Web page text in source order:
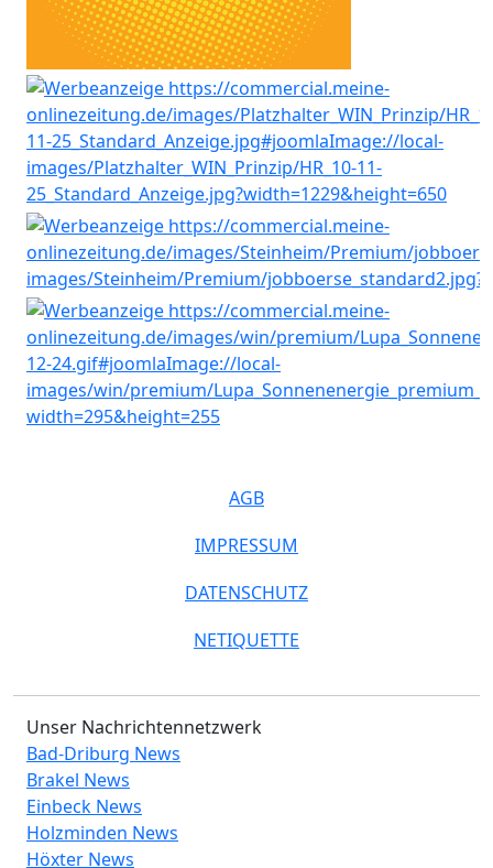
AGB
IMPRESSUM
DATENSCHUTZ
NETIQUETTE
Unser Nachrichtennetzwerk
Bad-Driburg News
Brakel News
Einbeck News
Holzminden News
Höxter News